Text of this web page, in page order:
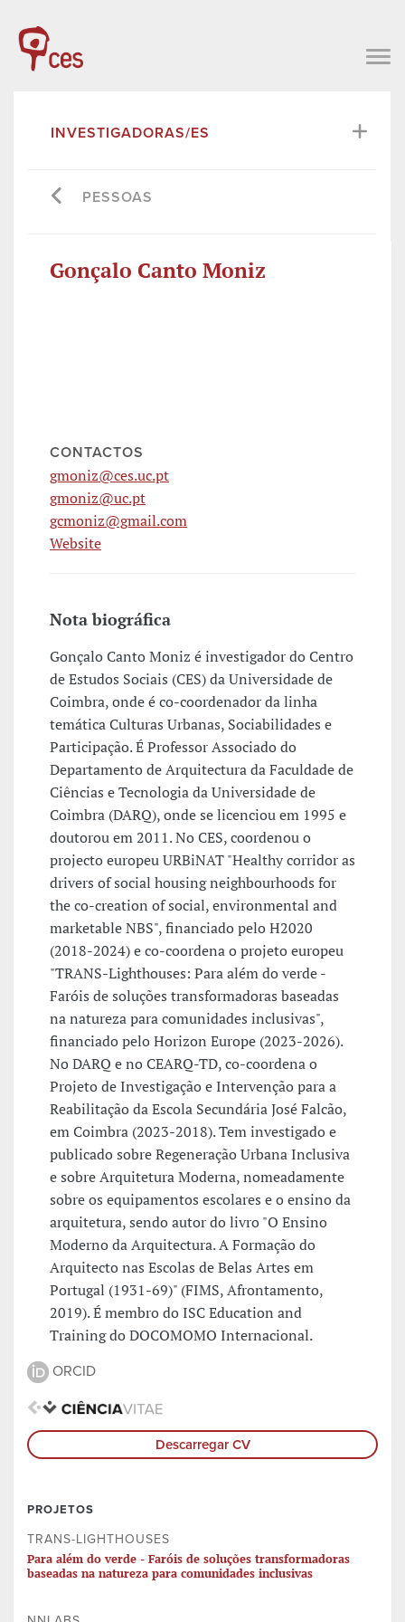
INVESTIGADORAS/ES
PESSOAS
Gonçalo Canto Moniz
CONTACTOS
gmoniz@ces.uc.pt
gmoniz@uc.pt
gcmoniz@gmail.com
Website
Nota biográfica
Gonçalo Canto Moniz é investigador do Centro
de Estudos Sociais (CES) da Universidade de
Coimbra, onde é co-coordenador da linha
temática Culturas Urbanas, Sociabilidades e
Participação. É Professor Associado do
Departamento de Arquitectura da Faculdade de
Ciências e Tecnologia da Universidade de
Coimbra (DARQ), onde se licenciou em 1995 e
doutorou em 2011. No CES, coordenou o
projecto europeu URBiNAT "Healthy corridor as
drivers of social housing neighbourhoods for
the co-creation of social, environmental and
marketable NBS", financiado pelo H2020
(2018-2024) e co-coordena o projeto europeu
"TRANS-Lighthouses: Para além do verde -
Faróis de soluções transformadoras baseadas
na natureza para comunidades inclusivas",
financiado pelo Horizon Europe (2023-2026).
No DARQ e no CEARQ-TD, co-coordena o
Projeto de Investigação e Intervenção para a
Reabilitação da Escola Secundária José Falcão,
em Coimbra (2023-2018). Tem investigado e
publicado sobre Regeneração Urbana Inclusiva
e sobre Arquitetura Moderna, nomeadamente
sobre os equipamentos escolares e o ensino da
arquitetura, sendo autor do livro "O Ensino
Moderno da Arquitectura. A Formação do
Arquitecto nas Escolas de Belas Artes em
Portugal (1931-69)" (FIMS, Afrontamento,
2019). É membro do ISC Education and
Training do DOCOMOMO Internacional.
ORCID
Descarregar CV
PROJETOS
TRANS-LIGHTHOUSES
Para além do verde - Faróis de soluções transformadoras
baseadas na natureza para comunidades inclusivas